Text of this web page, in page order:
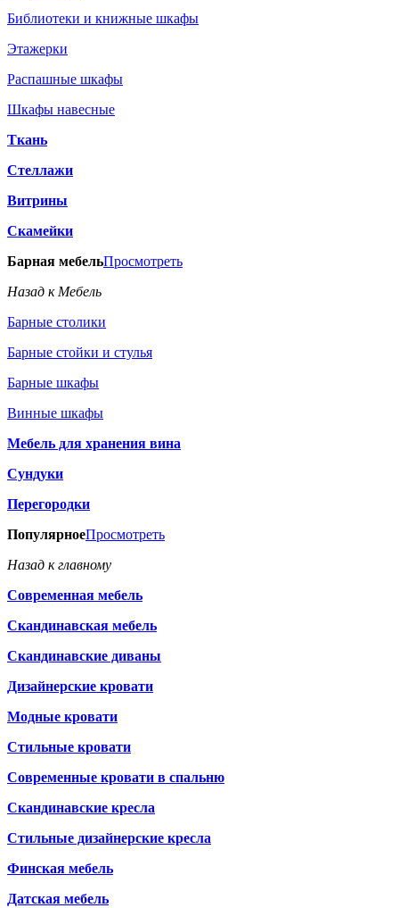
Библиотеки и книжные шкафы
Этажерки
Распашные шкафы
Шкафы навесные
Ткань
Стеллажи
Витрины
Скамейки
Барная мебельПросмотреть
Назад к Мебель
Барные столики
Барные стойки и стулья
Барные шкафы
Винные шкафы
Мебель для хранения вина
Сундуки
Перегородки
ПопулярноеПросмотреть
Назад к главному
Современная мебель
Скандинавская мебель
Скандинавские диваны
Дизайнерские кровати
Модные кровати
Стильные кровати
Современные кровати в спальню
Скандинавские кресла
Стильные дизайнерские кресла
Финская мебель
Датская мебель